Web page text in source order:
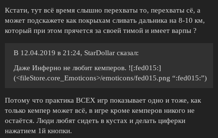
Кстати, тут всё время слышно перехваты то, перехваты сё, а
может подскажете как покрыхам сливать дальника на 8-10 км,
который при этом прячется за своей тимой и имеет варпы ?
В 12.04.2019 в 21:24, StarDollar сказал:
Даже Инферно не любит кемперов. ![:fed015:]
(<fileStore.core_Emoticons>/emoticons/fed015.png “:fed015:”)
Потому что практика ВСЕХ игр показывает одно и тоже, как
только кемпер может всё, в игре кроме кемперов никого не
остаётся. Люди любят сидеть в кустах и делать циферки
нажатием 1й кнопки.